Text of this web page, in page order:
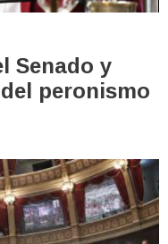
Senado y
peronismo